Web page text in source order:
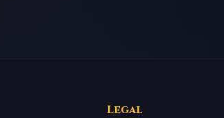
Legal